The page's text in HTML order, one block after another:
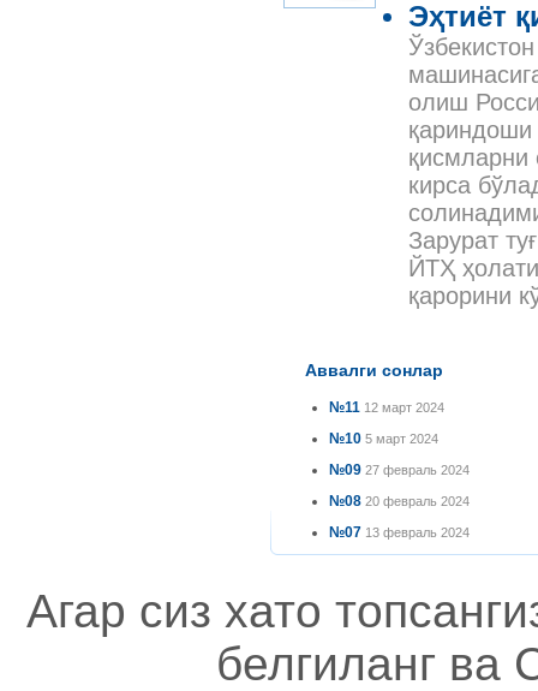
Эҳтиёт
олиш
қариндоши
қисмларни
кирса
Зарурат
ЙТҲ
қарорини
Аввалги сонлар
№11 12 март 2024
№10 5 март 2024
№09 27 февраль 2024
№08 20 февраль 2024
№07 13 февраль 2024
Агар сиз хато
белгиланг ва